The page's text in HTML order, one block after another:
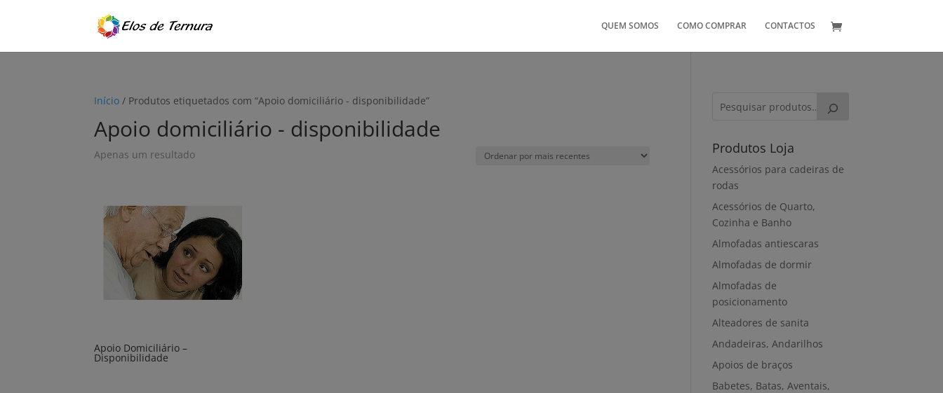
QUEM SOMOS COMO COMPRAR CONTACTOS
Início / Produtos etiquetados com “Apoio domiciliário - disponibilidade”
Apoio domiciliário - disponibilidade
Apenas um resultado
Apoio Domiciliário –
Disponibilidade
Produtos Loja
Acessórios para cadeiras de
rodas
Acessórios de Quarto,
Cozinha e Banho
Almofadas antiescaras
Almofadas de dormir
Almofadas de
posicionamento
Alteadores de sanita
Andadeiras, Andarilhos
Apoios de braços
Babetes, Batas, Aventais,